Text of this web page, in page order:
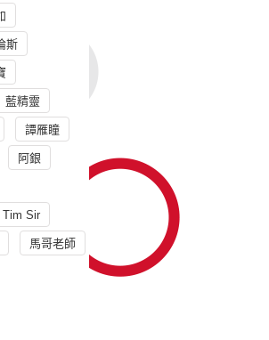
斯
藍精靈
譚雁瞳
阿銀
Tim Sir
馬哥老師